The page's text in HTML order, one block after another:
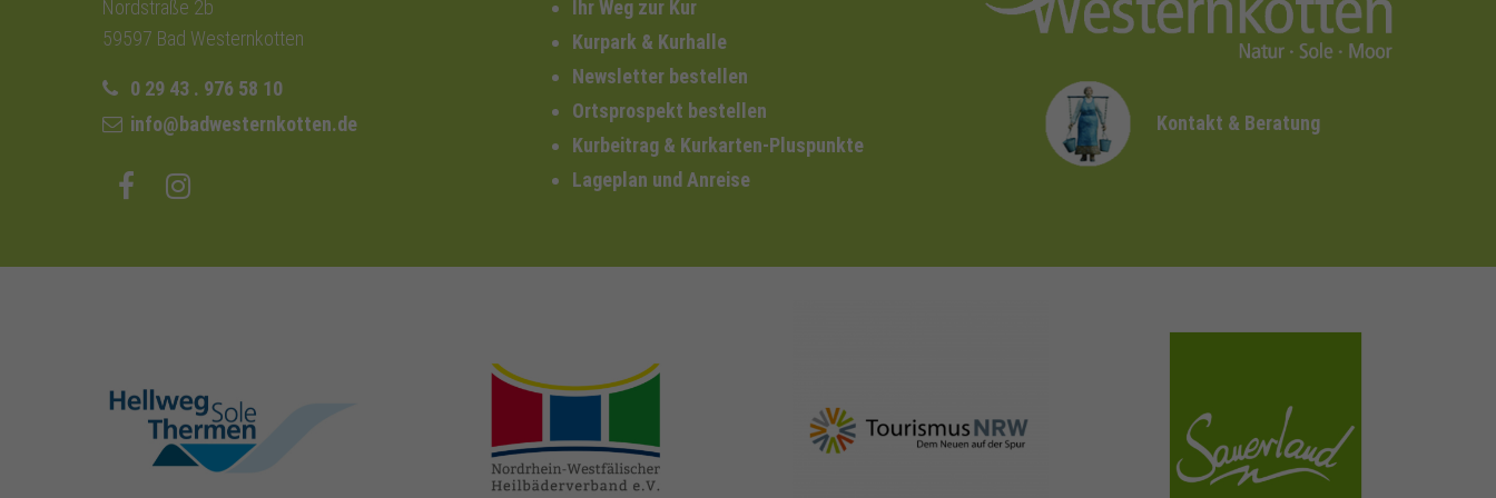
Nordstraße 2b
59597 Bad Westernkotten
0 29 43 . 976 58 10
info@badwesternkotten.de
Ihr Weg zur Kur
Kurpark & Kurhalle
Newsletter bestellen
Ortsprospekt bestellen
Kurbeitrag & Kurkarten-Pluspunkte
Lageplan und Anreise
Kontakt & Beratung
hellweg-sole-
thermen.de
heilbaeder.de
nrw-tourismus.de sauerland.com